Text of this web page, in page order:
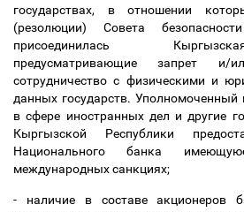
государствах, в отношении
(резолюции) Совета
присоединилась
предусматривающие запрет и/
сотрудничество с физическими и
данных государств. Уполномоченный
в сфере иностранных дел и другие
Кыргызской Республики
Национального банка
международных санкциях;
- наличие в составе акционеров